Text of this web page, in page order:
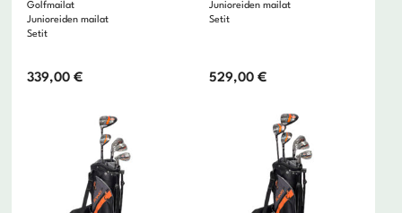
Golfmailat
Junioreiden mailat
Setit
339,00€
Junioreiden mailat
Setit
529,00 €